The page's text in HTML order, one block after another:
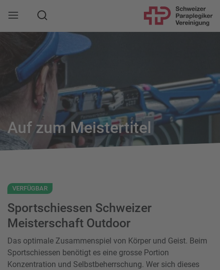
Mobile Navigation öffnen
Suche
Auf zum Meistertitel
VERFÜGBAR
Sportschiessen Schweizer
Meisterschaft Outdoor
Das optimale Zusammenspiel von Körper und Geist. Beim
Sportschiessen benötigt es eine grosse Portion
Konzentration und Selbstbeherrschung. Wer sich dieses